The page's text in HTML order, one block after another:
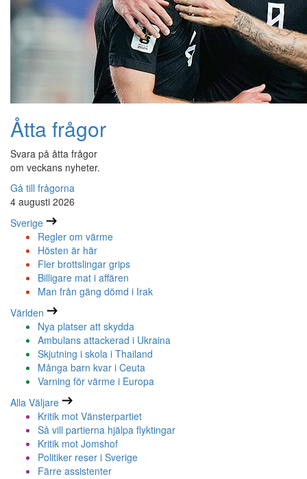
Åtta frågor
Svara på åtta frågor
om veckans nyheter.
Gå till frågorna
4 augusti 2026
Sverige
Regler om värme
Hösten är här
Fler brottslingar grips
Billigare mat i affären
Man från gäng dömd i Irak
Världen
Nya platser att skydda
Ambulans attackerad i Ukraina
Skjutning i skola i Thailand
Många barn kvar i Ceuta
Varning för värme i Europa
Alla Väljare
Kritik mot Vänsterpartiet
Så vill partierna hjälpa flyktingar
Kritik mot Jomshof
Politiker reser i Sverige
Färre assistenter